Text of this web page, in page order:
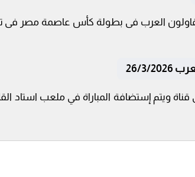
2026
ويتم إستضافة المباراة في ملعب استاد